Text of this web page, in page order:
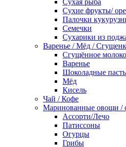
Сухая рыба
Сухие фрукты/
Палочки
Семечки
Сухарики из
Варенье / Мёд /
Сгущённое молоко
Варенье
Шоколадные
Мёд
Кисель
Чай / Кофе
Маринованные овощи /
Ассорти/Лечо
Патиссоны
Огурцы
Грибы